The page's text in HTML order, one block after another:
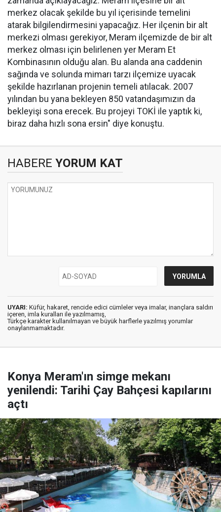
merkez olacak şekilde bu yıl içerisinde temelini
atarak bilgilendirmesini yapacağız. Her ilçenin bir alt
merkezi olması gerekiyor, Meram ilçemizde de bir alt
merkez olması için belirlenen yer Meram Et
Kombinasının olduğu alan. Bu alanda ana caddenin
sağında ve solunda mimarı tarzı ilçemize uyacak
şekilde hazırlanan projenin temeli atılacak. 2007
yılından bu yana bekleyen 850 vatandaşımızın da
bekleyişi sona erecek. Bu projeyi TOKİ ile yaptık ki,
biraz daha hızlı sona ersin" diye konuştu.
HABERE YORUM KAT
UYARI: Küfür, hakaret, rencide edici cümleler veya imalar, inançlara saldırı
içeren, imla kuralları ile yazılmamış,
Türkçe karakter kullanılmayan ve büyük harflerle yazılmış yorumlar
onaylanmamaktadır.
Konya Meram'ın simge mekanı
yenilendi: Tarihi Çay Bahçesi kapılarını
açtı